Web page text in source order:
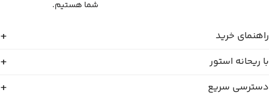
شما هستیم.
راهنمای خرید
با ریحانه استور
دسترسی سریع